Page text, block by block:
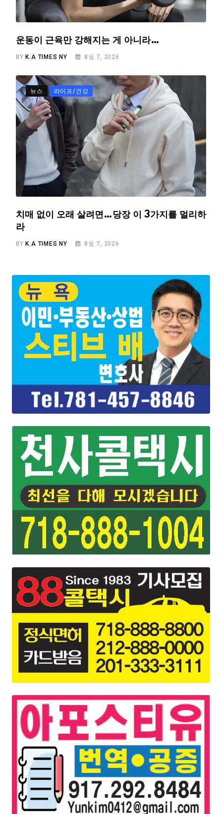
운동이 근육만 강해지는 게 아니라…
BY K.A TIMES NY 8월 7, 2026
뉴스 라이프/건강
치매 없이 오래 살려면…당장 이 3가지를 멀리하
라
BYK.A TIMES NY 8월 7, 2026